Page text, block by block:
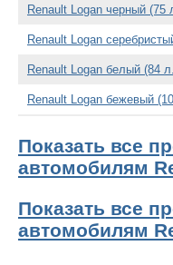
Renault Logan черный (75
Renault Logan
Renault Logan белый (84
Renault Logan бежевый
Показать все
автомобилям
Показать все
автомобилям